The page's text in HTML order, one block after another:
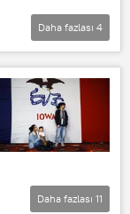
Daha fazlası 4
Daha fazlası 11